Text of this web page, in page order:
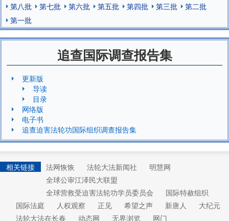
第八批
第七批 第六批 第五批 第四批 第三批
第二批
第一批
追查国际调查报告集
更新版
导读
目录
网络版
电子书
追查迫害法轮功国际组织调查报告集
相关链接 法网恢恢 法轮大法新闻社
明慧网
全球公审江泽民大联盟
全球营救受迫害法轮功学员委员会
国际特赦组织
国际法庭
人权观察 正见 希望之声 新唐人
大纪元
法轮大法在长春
动态网 无界浏览
网门